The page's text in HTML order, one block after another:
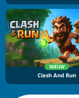
NIEUW
Clash And Run